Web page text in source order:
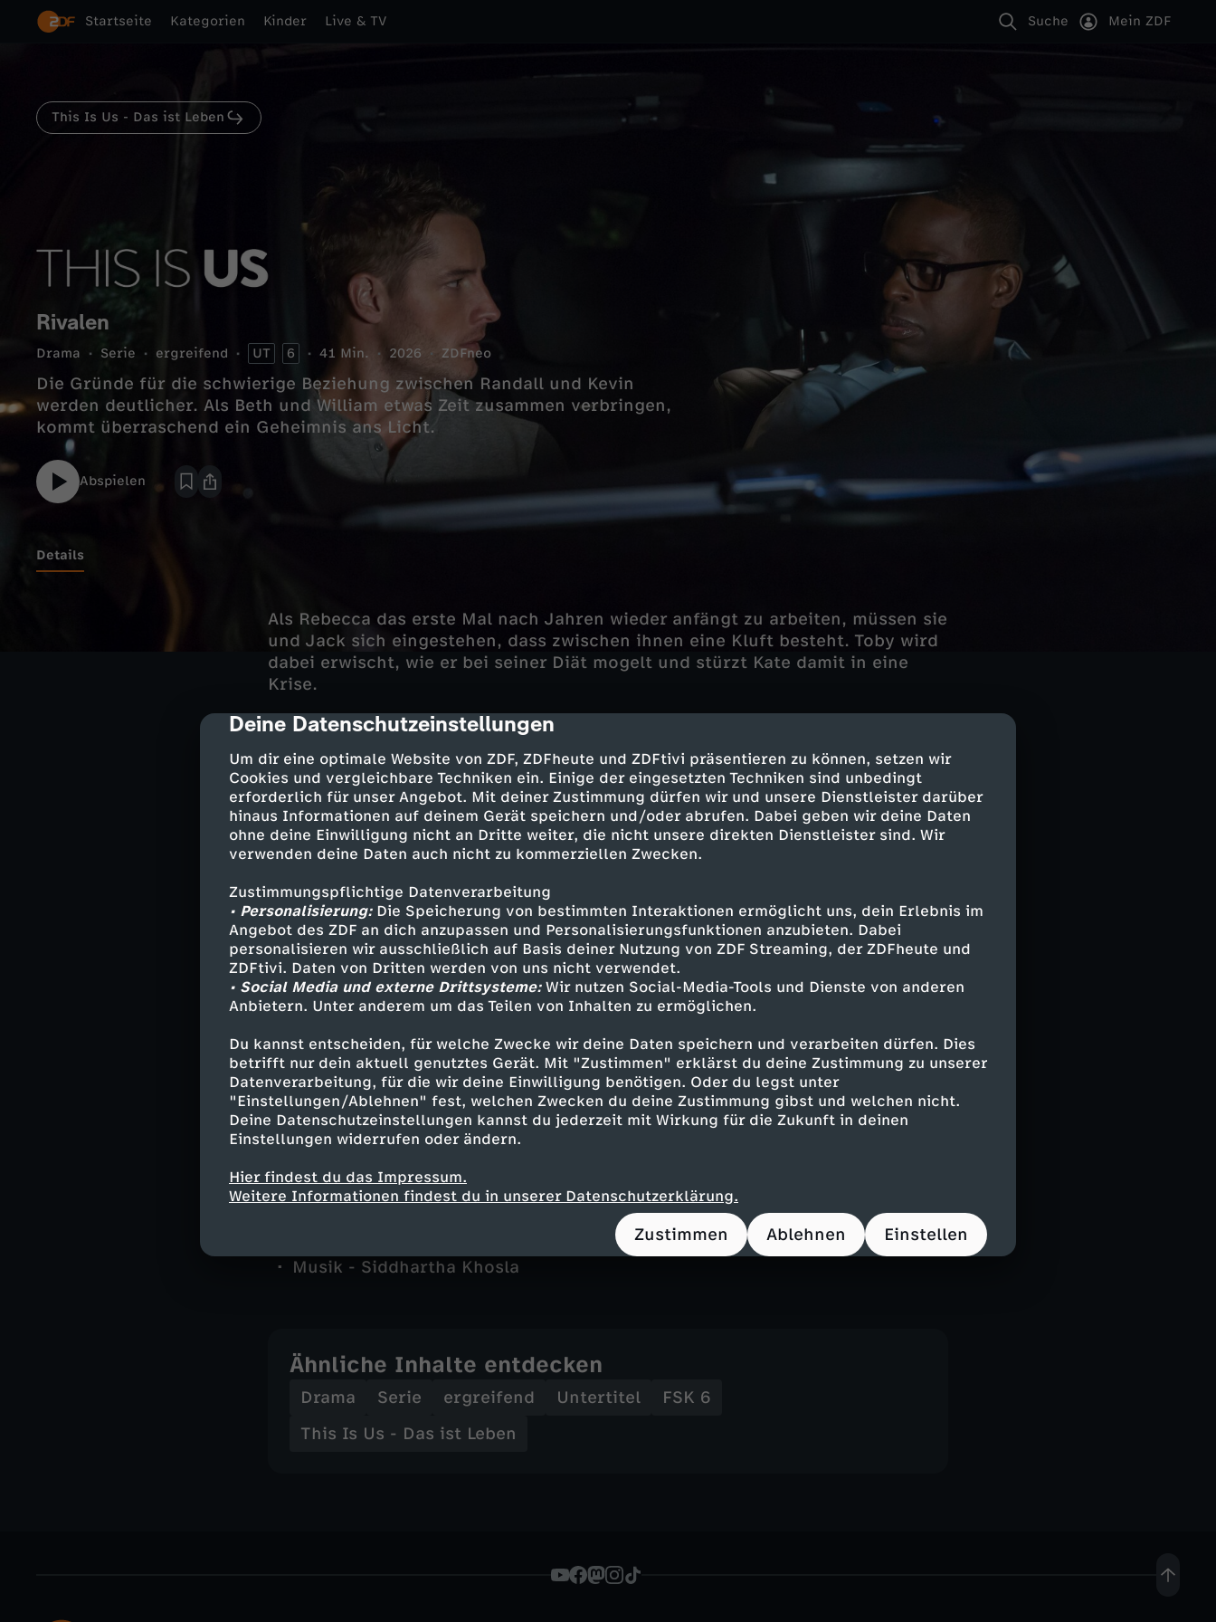
cmp-dialog-description
Deine Datenschutzeinstellungen
Um dir eine optimale Website von ZDF, ZDFheute und ZDFtivi präsentieren zu können, setzen wir
Cookies und vergleichbare Techniken ein. Einige der eingesetzten Techniken sind unbedingt
erforderlich für unser Angebot. Mit deiner Zustimmung dürfen wir und unsere Dienstleister darüber
hinaus Informationen auf deinem Gerät speichern und/oder abrufen. Dabei geben wir deine Daten
ohne deine Einwilligung nicht an Dritte weiter, die nicht unsere direkten Dienstleister sind. Wir
verwenden deine Daten auch nicht zu kommerziellen Zwecken.
Zustimmungspflichtige Datenverarbeitung
• Personalisierung:Die Speicherung von bestimmten Interaktionen ermöglicht uns, dein Erlebnis im
Angebot des ZDF an dich anzupassen und Personalisierungsfunktionen anzubieten. Dabei
personalisieren wir ausschließlich auf Basis deiner Nutzung von ZDF Streaming, der ZDFheute und
ZDFtivi. Daten von Dritten werden von uns nicht verwendet.
• Social Media und externe Drittsysteme:Wir nutzen Social-Media-Tools und Dienste von anderen
Anbietern. Unter anderem um das Teilen von Inhalten zu ermöglichen.
Du kannst entscheiden, für welche Zwecke wir deine Daten speichern und verarbeiten dürfen. Dies
betrifft nur dein aktuell genutztes Gerät. Mit "Zustimmen" erklärst du deine Zustimmung zu unserer
Datenverarbeitung, für die wir deine Einwilligung benötigen. Oder du legst unter
"Einstellungen/Ablehnen" fest, welchen Zwecken du deine Zustimmung gibst und welchen nicht.
Deine Datenschutzeinstellungen kannst du jederzeit mit Wirkung für die Zukunft in deinen
Einstellungen widerrufen oder ändern.
Hier findest du das Impressum.
Weitere Informationen findest du in unserer Datenschutzerklärung.
Zustimmen Ablehnen Einstellen
Startseite Kategorien Kinder Live & TV Suche Mein ZDF
This Is Us - Das ist Leben
Rivalen
Drama Serie ergreifend UT 6 41 Min. 2026 ZDFneo
Die Gründe für die schwierige Beziehung zwischen Randall und Kevin
werden deutlicher. Als Beth und William etwas Zeit zusammen verbringen,
kommt überraschend ein Geheimnis ans Licht.
Abspielen
Details
Als Rebecca das erste Mal nach Jahren wieder anfängt zu arbeiten, müssen sie
und Jack sich eingestehen, dass zwischen ihnen eine Kluft besteht. Toby wird
dabei erwischt, wie er bei seiner Diät mogelt und stürzt Kate damit in eine
Krise.
Darsteller
Jack Pearson - Milo Ventimiglia
Rebecca Pearson - Mandy Moore
Randall Pearson - Sterling K. Brown
Kevin Pearson - Justin Hartley
Beth Pearson - Susan Kelechi Watson
Toby Damon - Chris Sullivan
William Hill - Ron Cephas Jones
Ben - Sam Trammell
Miguel Rivas - Jon Huertas
Annie Pearson - Faithe Herman
Tess Pearson - Eris Baker
Heather - Megan West
Stab
Regie - Silas Howard
Musik - Siddhartha Khosla
Ähnliche Inhalte entdecken
Drama Serie ergreifend Untertitel
FSK 6
This Is Us - Das ist Leben